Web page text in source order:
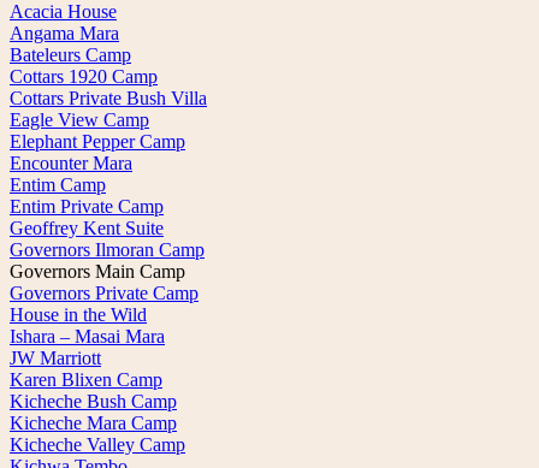
Acacia House
Angama Mara
Bateleurs Camp
Cottars 1920 Camp
Cottars Private Bush Villa
Eagle View Camp
Elephant Pepper Camp
Encounter Mara
Entim Camp
Entim Private Camp
Geoffrey Kent Suite
Governors Ilmoran Camp
Governors Main Camp
Governors Private Camp
House in the Wild
Ishara – Masai Mara
JW Marriott
Karen Blixen Camp
Kicheche Bush Camp
Kicheche Mara Camp
Kicheche Valley Camp